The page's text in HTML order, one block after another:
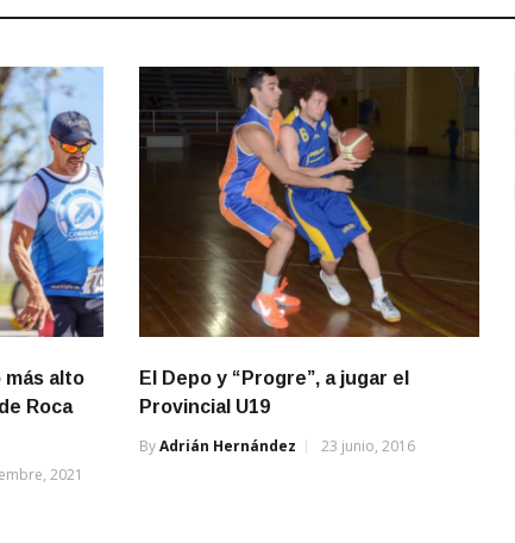
más alto
Roca
2021
El Depo y “Progre”, a jugar el
Provincial U19
ByAdrián Hernández 23 junio, 2016